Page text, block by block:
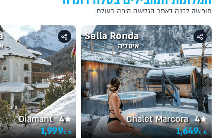
חופשה לבנה באתר הגלישה היפה בעולם
Chalet Marcora 4
מ 1,649€
Sella Ronda
איטליה
Diamant 4
מ 1,999€